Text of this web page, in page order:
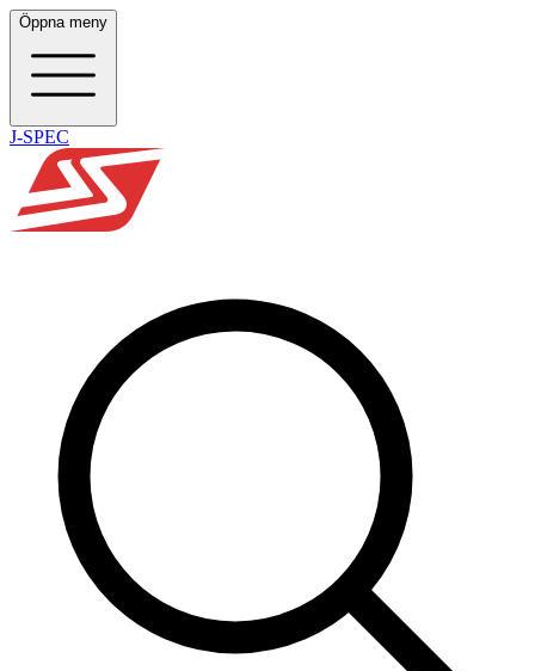
Öppna meny
J-SPEC